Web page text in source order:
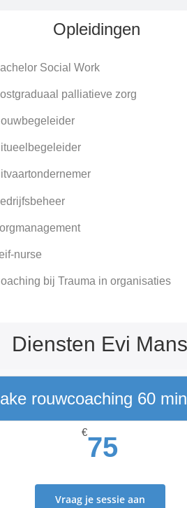
Opleidingen
Social Work
palliatieve zorg
nurse
bij Trauma in organisaties
Diensten Evi Mans
rouwcoaching 60
€75
Vraag je sessie aan